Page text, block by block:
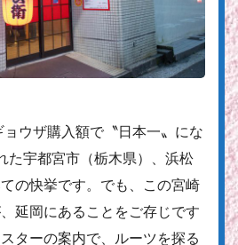
ウザ購入額で〝日本一〟にな
た宇都宮市（栃木県）、浜松
の快挙です。でも、この宮崎
延岡にあることをご存じです
ターの案内で、ルーツを探る